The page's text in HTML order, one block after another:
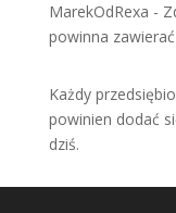
MarekOdRexa -
powinna zawierać
Każdy
powinien dodać
dziś.